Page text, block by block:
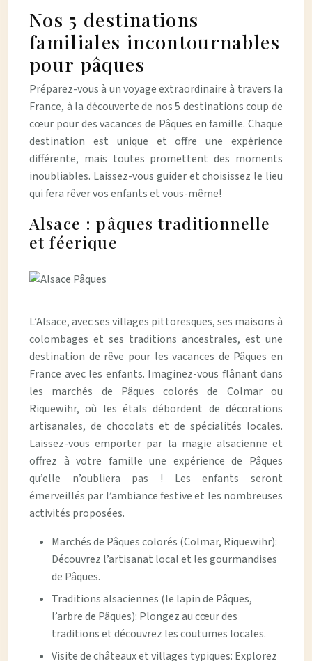
Nos 5 destinations
familiales incontournables
pour pâques
Préparez-vous à un voyage extraordinaire à travers la
France, à la découverte de nos 5 destinations coup de
cœur pour des vacances de Pâques en famille. Chaque
destination est unique et offre une expérience
différente, mais toutes promettent des moments
inoubliables. Laissez-vous guider et choisissez le lieu
qui fera rêver vos enfants et vous-même!
Alsace : pâques traditionnelle
et féerique
L’Alsace, avec ses villages pittoresques, ses maisons à
colombages et ses traditions ancestrales, est une
destination de rêve pour les vacances de Pâques en
France avec les enfants. Imaginez-vous flânant dans
les marchés de Pâques colorés de Colmar ou
Riquewihr, où les étals débordent de décorations
artisanales, de chocolats et de spécialités locales.
Laissez-vous emporter par la magie alsacienne et
offrez à votre famille une expérience de Pâques
qu’elle n’oubliera pas ! Les enfants seront
émerveillés par l’ambiance festive et les nombreuses
activités proposées.
Marchés de Pâques colorés (Colmar, Riquewihr):
Découvrez l’artisanat local et les gourmandises
de Pâques.
Traditions alsaciennes (le lapin de Pâques,
l’arbre de Pâques): Plongez au cœur des
traditions et découvrez les coutumes locales.
Visite de châteaux et villages typiques: Explorez